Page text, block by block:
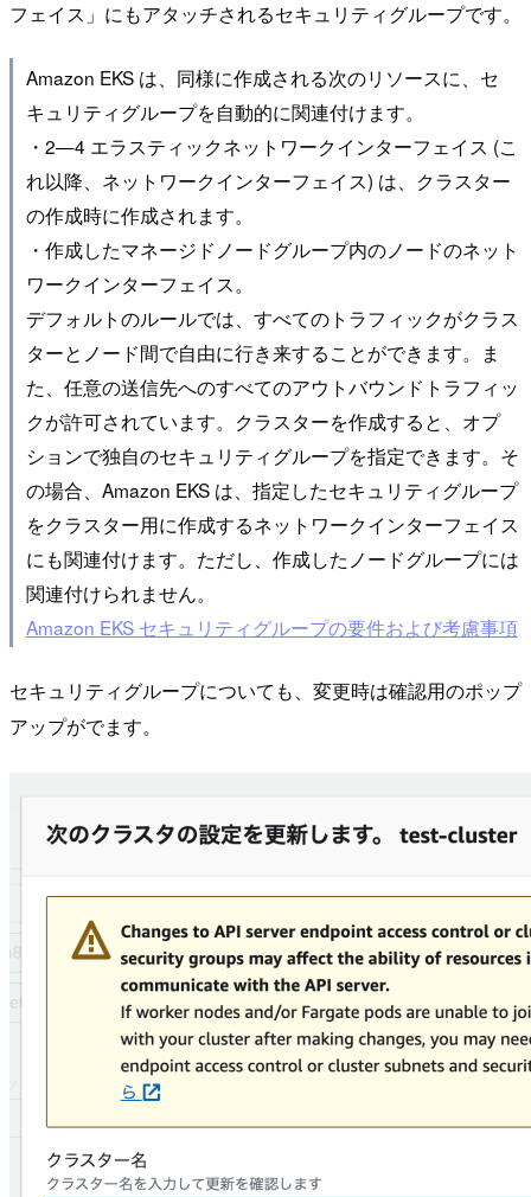
フェイス」にもアタッチされるセキュリティグループです。
Amazon EKS は、同様に作成される次のリソースに、セ
キュリティグループを自動的に関連付けます。
・2—4 エラスティックネットワークインターフェイス (こ
れ以降、ネットワークインターフェイス) は、クラスター
の作成時に作成されます。
・作成したマネージドノードグループ内のノードのネット
ワークインターフェイス。
デフォルトのルールでは、すべてのトラフィックがクラス
ターとノード間で自由に行き来することができます。ま
た、任意の送信先へのすべてのアウトバウンドトラフィッ
クが許可されています。クラスターを作成すると、オプ
ションで独自のセキュリティグループを指定できます。そ
の場合、Amazon EKS は、指定したセキュリティグループ
をクラスター用に作成するネットワークインターフェイス
にも関連付けます。ただし、作成したノードグループには
関連付けられません。
Amazon EKS セキュリティグループの要件および考慮事項
セキュリティグループについても、変更時は確認用のポップ
アップがでます。